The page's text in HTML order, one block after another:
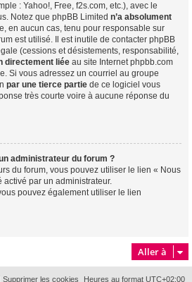
: Yahoo!, Free, f2s.com, etc.), avec le
Notez que phpBB Limited n’a absolument
en aucun cas, tenu pour responsable sur
est utilisé. Il est inutile de contacter phpBB
(cessions et désistements, responsabilité,
directement liée au site Internet phpbb.com
Si vous adressez un courriel au groupe
par une tierce partie de ce logiciel vous
très courte voire à aucune réponse du
administrateur du forum ?
du forum, vous pouvez utiliser le lien « Nous
activé par un administrateur.
pouvez également utiliser le lien
Aller à
Heures au format UTC+02:00
Supprimer les cookies